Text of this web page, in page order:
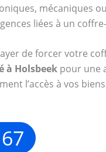
mécaniques
liées à un
de forcer votre
à Holsbeek pour une
l’accès à vos